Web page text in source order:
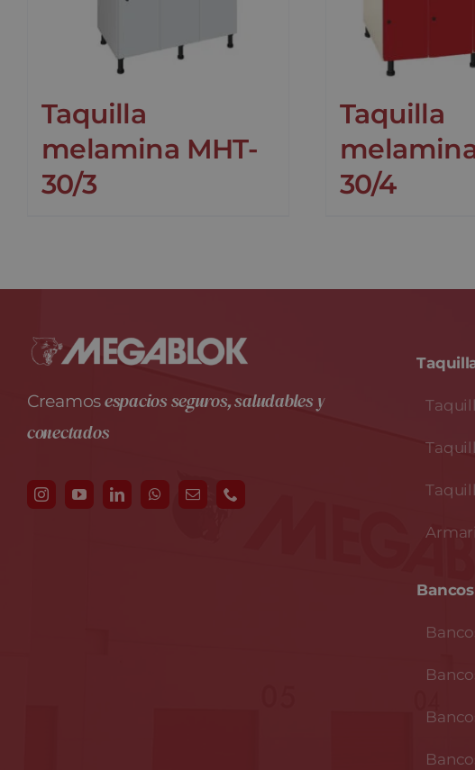
Taquilla
melamina MHT-
30/3
Taquilla
30/4
Creamosespacios seguros, saludables y
conectados
Bancos